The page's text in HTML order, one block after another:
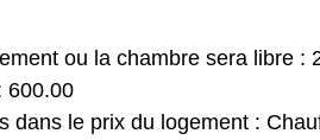
ou la chambre sera libre :
600.00
dans le prix du logement :